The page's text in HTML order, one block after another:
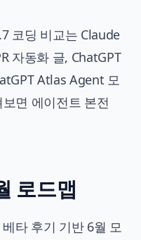
코딩 비교는 Claude
자동화 글, ChatGPT
Atlas Agent 모
면 에이전트 본전
로드맵
타 후기 기반 6월 모